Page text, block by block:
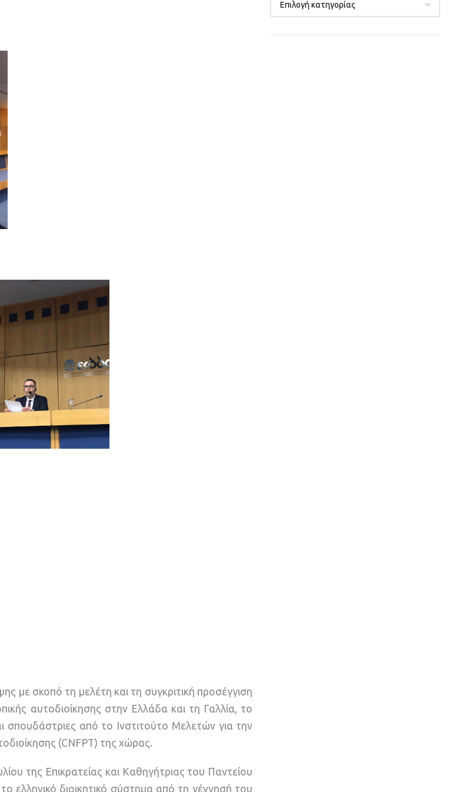
με σκοπό τη μελέτη και τη συγκριτική προσέγγιση
αυτοδιοίκησης στην Ελλάδα και τη Γαλλία, το
από το Ινστιτούτο Μελετών για την
(CNFPT) της χώρας.
της Επικρατείας και Καθηγήτριας του Παντείου
ελληνικό διοικητικό σύστημα από τη γέννησή του